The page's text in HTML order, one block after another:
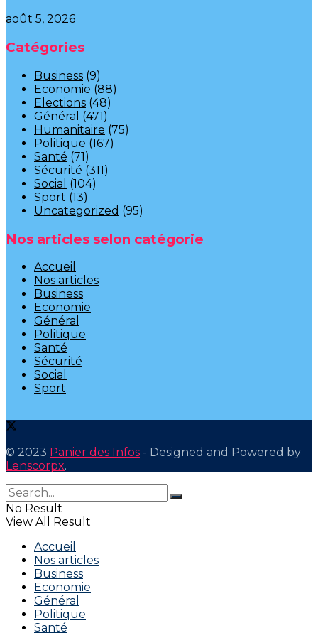
août 5, 2026
Catégories
Business (9)
Economie (88)
Elections (48)
Général (471)
Humanitaire (75)
Politique (167)
Santé (71)
Sécurité (311)
Social (104)
Sport (13)
Uncategorized (95)
Nos articles selon catégorie
Accueil
Nos articles
Business
Economie
Général
Politique
Santé
Sécurité
Social
Sport
© 2023 Panier des Infos - Designed and Powered by
Lenscorpx.
No Result
View All Result
Accueil
Nos articles
Business
Economie
Général
Politique
Santé